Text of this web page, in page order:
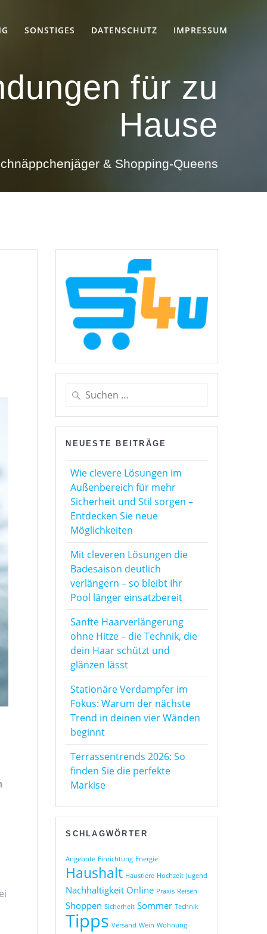
SONSTIGES DATENSCHUTZ IMPRESSUM
für zu
Hause
& Shopping-Queens
Suchen
NEUESTE BEITRÄGE
Wie clevere Lösungen im
Außenbereich für mehr
Sicherheit und Stil sorgen –
Entdecken Sie neue
Möglichkeiten
Mit cleveren Lösungen die
Badesaison deutlich
verlängern – so bleibt Ihr
Pool länger einsatzbereit
Sanfte Haarverlängerung
ohne Hitze – die Technik, die
dein Haar schützt und
glänzen lässt
Stationäre Verdampfer im
Fokus: Warum der nächste
Trend in deinen vier Wänden
beginnt
Terrassentrends 2026: So
finden Sie die perfekte
Markise
SCHLAGWÖRTER
Angebote Einrichtung Energie
Haushalt Haustiere Hochzeit Jugend
Nachhaltigkeit Online Praxis Reisen
Shoppen Sicherheit Sommer Technik
Tipps Versand Wein Wohnung